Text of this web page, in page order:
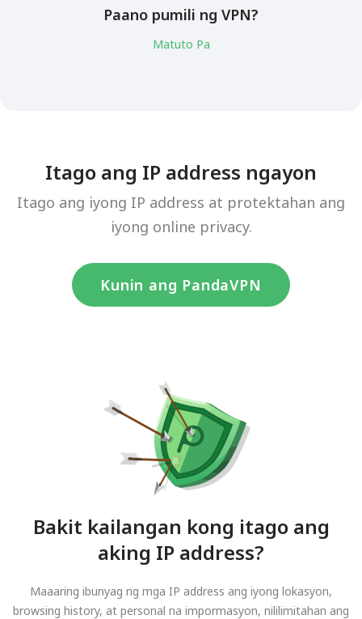
Paano pumili ng VPN?
Matuto Pa
Itago ang IP address ngayon
Itago ang iyong IP address at protektahan ang
iyong online privacy.
Kunin ang PandaVPN
Bakit kailangan kong itago ang
aking IP address?
Maaaring ibunyag ng mga IP address ang iyong lokasyon,
browsing history, at personal na impormasyon, nililimitahan ang